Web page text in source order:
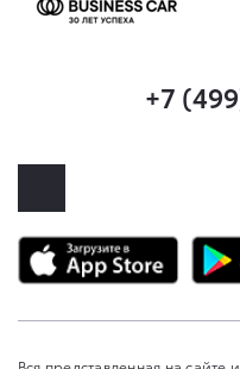
+7